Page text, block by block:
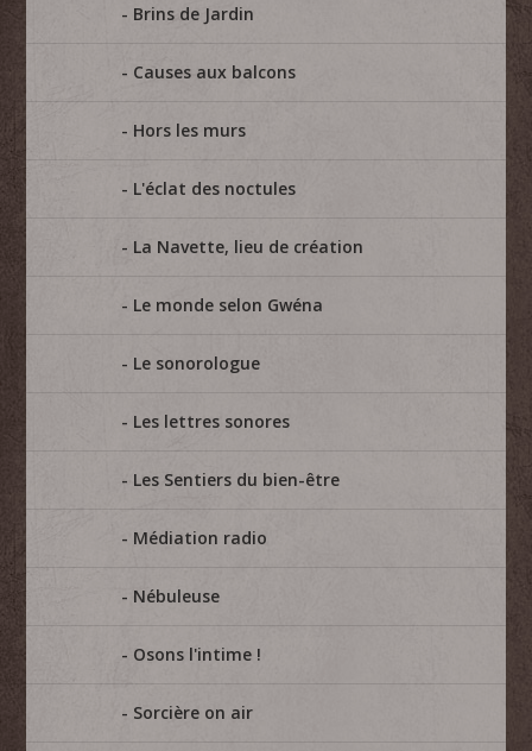
Brins de Jardin
Causes aux balcons
Hors les murs
L'éclat des noctules
La Navette, lieu de création
Le monde selon Gwéna
Le sonorologue
Les lettres sonores
Les Sentiers du bien-être
Médiation radio
Nébuleuse
Osons l'intime !
Sorcière on air